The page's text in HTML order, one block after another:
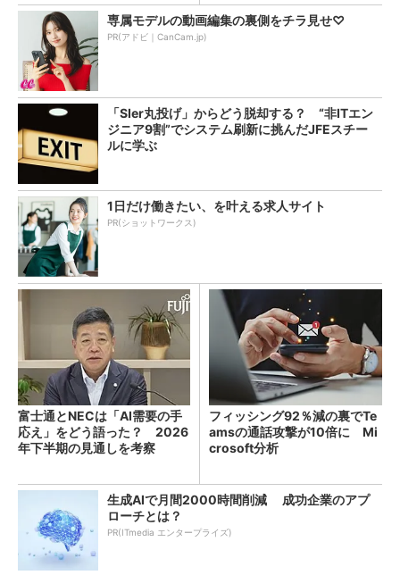
専属モデルの動画編集の裏側をチラ見せ♡
PR(アドビ｜CanCam.jp)
「SIer丸投げ」からどう脱却する？ “非ITエン
ジニア9割”でシステム刷新に挑んだJFEスチー
ルに学ぶ
1日だけ働きたい、を叶える求人サイト
PR(ショットワークス)
富士通とNECは「AI需要の手
応え」をどう語った？ 2026
年下半期の見通しを考察
フィッシング92％減の裏でTe
amsの通話攻撃が10倍に Mi
crosoft分析
生成AIで月間2000時間削減 成功企業のアプ
ローチとは？
PR(ITmedia エンタープライズ)